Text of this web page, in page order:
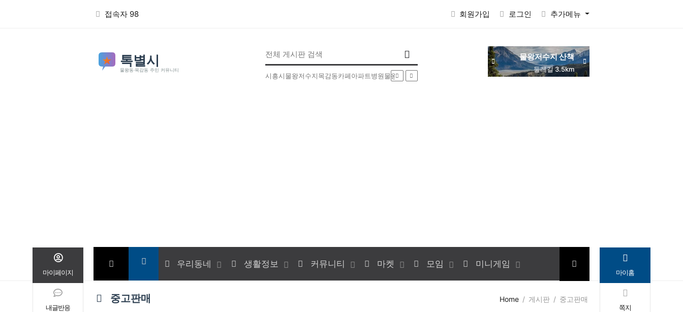
접속자 98
회원가입 로그인 추가메뉴
인기검색어
시흥시물왕저수지목감동카페아파트병원물왕동 부동산 5EXTRACTVALUE6937CONCAT0x7eSELECTELT6937693710x7e-
물왕저수지 산책
둘레길 3.5km
우리동네 생활정보 커뮤니티 마켓 모임 미니게임
중고판매 Home 게시판 중고판매
마이페이지
내글반응
마이홈
쪽지